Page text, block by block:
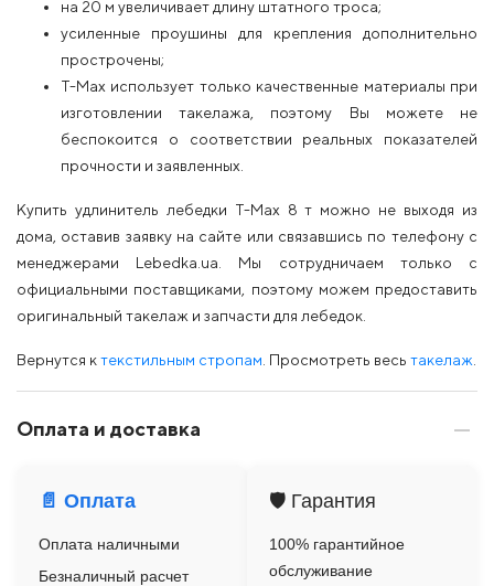
на 20 м увеличивает длину штатного троса;
усиленные проушины для крепления дополнительно
прострочены;
T-Max использует только качественные материалы при
изготовлении такелажа, поэтому Вы можете не
беспокоится о соответствии реальных показателей
прочности и заявленных.
Купить удлинитель лебедки T-Max 8 т можно не выходя из
дома, оставив заявку на сайте или связавшись по телефону с
менеджерами Lebedka.ua. Мы сотрудничаем только с
официальными поставщиками, поэтому можем предоставить
оригинальный такелаж и запчасти для лебедок.
Вернутся ктекстильным стропам . Просмотреть весь такелаж
Оплата и доставка
📄 Оплата
Оплата наличными
Безналичный расчет
🛡️ Гарантия
100% гарантийное
обслуживание